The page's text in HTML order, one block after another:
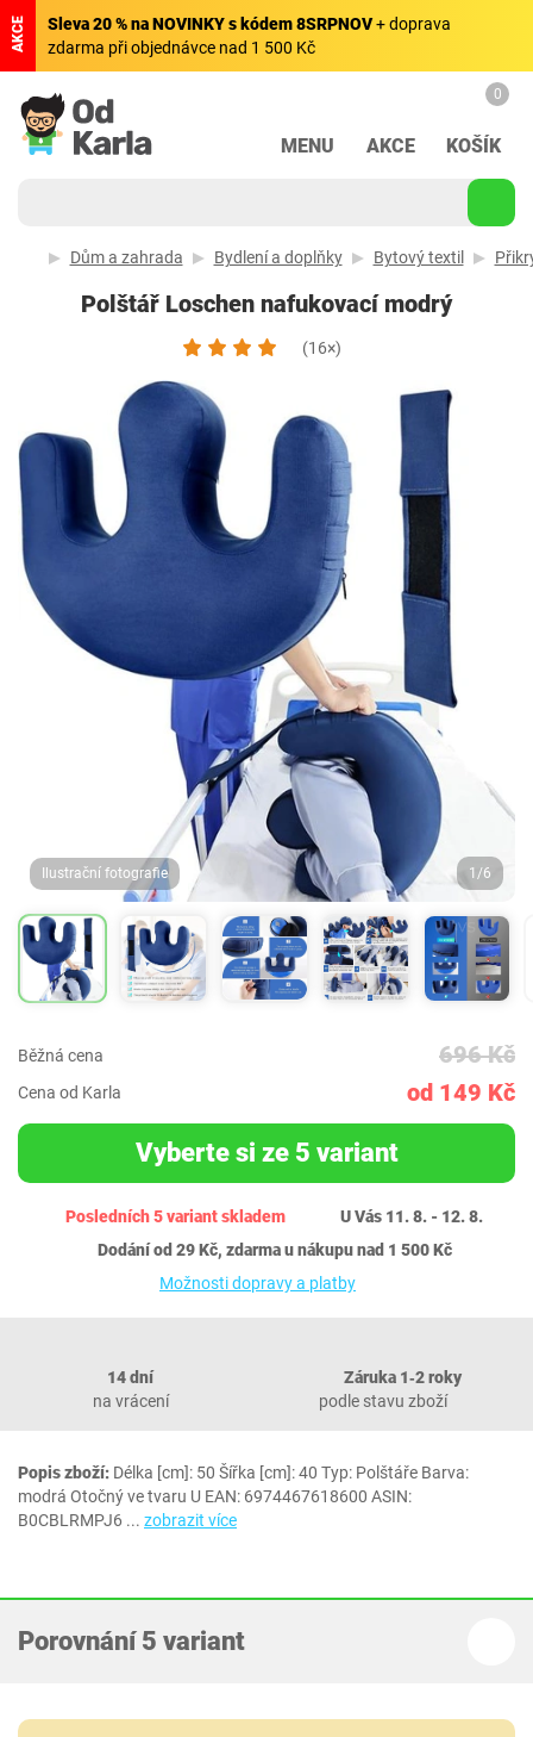
AKCE Sleva 20 % na NOVINKY s kódem 8SRPNOV+ doprava
zdarma při objednávce nad 1 500 Kč
MENU AKCE
0
KOŠÍK
Dům a zahrada Bydlení a doplňky Bytový textil
Polštář Loschen nafukovací modrý
(16×)
Ilustrační fotografie 1/6
Běžná cena 696 Kč
Cena od Karla od 149 Kč
Vyberte si ze 5 variant
Posledních 5 variant skladem
U Vás 11. 8. - 12. 8.
Dodání od 29 Kč, zdarma u nákupu nad 1 500 Kč
Možnosti dopravy a platby
14 dní
na vrácení
Záruka 1‐2 roky
podle stavu zboží
Popis zboží: Délka [cm]: 50 Šířka [cm]: 40 Typ: Polštáře Barva:
modrá Otočný ve tvaru U EAN: 6974467618600 ASIN:
B0CBLRMPJ6 ... zobrazit více
Porovnání 5 variant